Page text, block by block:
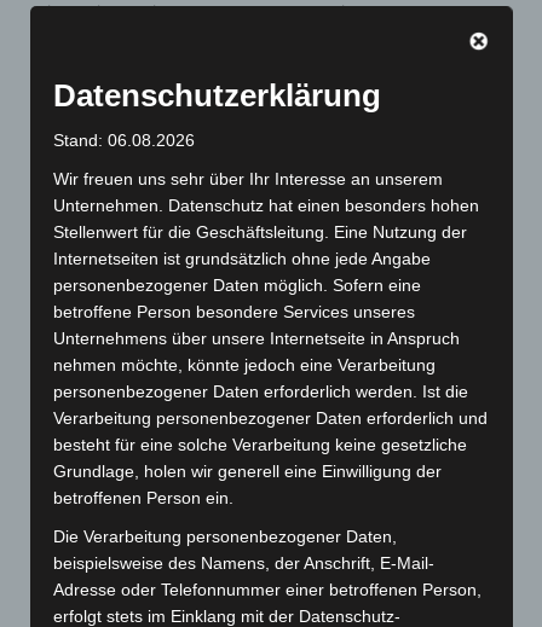
diese Sichtweise übernehmen und sich selbst ebenso
Rituale
Was ist ein Ritual? Zahlreiche Anthropologen und
Ethnologen sind sich nach jahrzehntelanger Diskussion
nicht darüber einig geworden, wie ein Ritual zu
definieren wäre. Für Ritual Anwender sind die Vollzüge
eine „Technik“, und nicht eine „Heilung“, es wird also
schon schwierig, wenn Wissenschaftler versuchen, sich
mit Ritualteilnehmern über die Handlungen
auszutauschen.
Rituale können sehr, sehr unterschiedlich auftreten,
denn sie dauern kurz oder länger (manchmal Jahre),
sind vorübergehend, gelegentlich oder regelmäßig und
sie Ausdrucksstark und zur Verblüffung der
Wissenschaft nicht instrumentell. Das ist ein Merkmal
eines vormodernen Weltbilds und damit unvereinbar
Datenschutzerklärung
Stand: 06.08.2026
Wir freuen uns sehr über Ihr Interesse an unserem
Unternehmen. Datenschutz hat einen besonders hohen
Stellenwert für die Geschäftsleitung. Eine Nutzung der
Internetseiten ist grundsätzlich ohne jede Angabe
personenbezogener Daten möglich. Sofern eine
betroffene Person besondere Services unseres
Unternehmens über unsere Internetseite in Anspruch
nehmen möchte, könnte jedoch eine Verarbeitung
personenbezogener Daten erforderlich werden. Ist die
Verarbeitung personenbezogener Daten erforderlich und
besteht für eine solche Verarbeitung keine gesetzliche
Grundlage, holen wir generell eine Einwilligung der
betroffenen Person ein.
Die Verarbeitung personenbezogener Daten,
beispielsweise des Namens, der Anschrift, E-Mail-
Adresse oder Telefonnummer einer betroffenen Person,
erfolgt stets im Einklang mit der Datenschutz-